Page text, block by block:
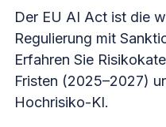
Der EU AI Act ist die
Regulierung mit
Erfahren Sie
Fristen (2025–2027)
Hochrisiko-KI.